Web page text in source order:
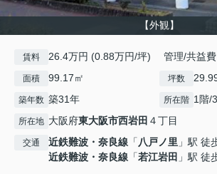
【外観】
賃料 26.4万円 (0.88万円/坪) 管理/共益
面積 99.17㎡ 坪数
築年数 築31年 所在階 1階/
所在地 大阪府東大阪市西岩田 ４丁目
交通 近鉄難波・奈良線 「八戸ノ里 」駅 徒
近鉄難波・奈良線 「若江岩田 」駅 徒